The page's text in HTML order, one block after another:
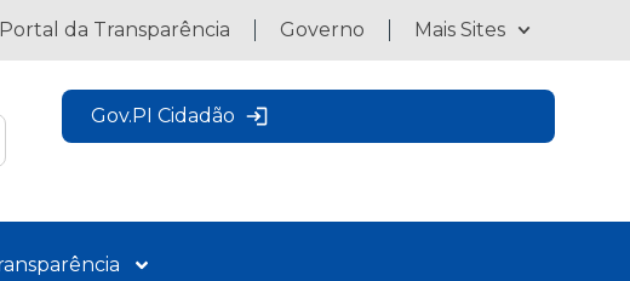
Portal da Transparência Governo Mais Sites
Gov.PI Cidadão